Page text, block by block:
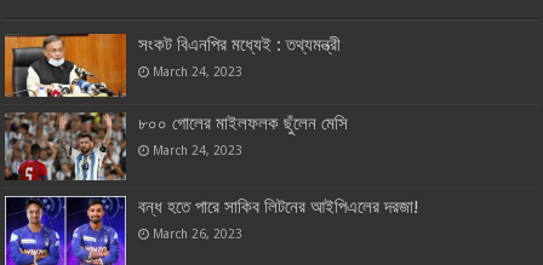
সংকট বিএনপির মধ্যেই : তথ্যমন্ত্রী
March 24, 2023
৮০০ গোলের মাইলফলক ছুঁলেন মেসি
March 24, 2023
বন্ধ হতে পারে সাকিব লিটনের আইপিএলের দরজা!
March 26, 2023